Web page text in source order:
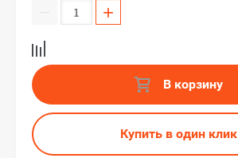
+
В корзину
Купить в один клик